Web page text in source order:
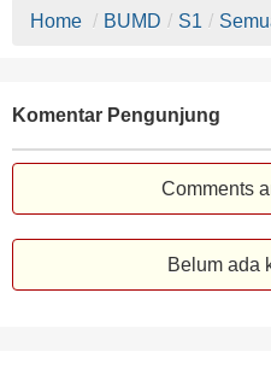
Home / BUMD / S1 /
Komentar Pengunjung
Comments
Belum ada